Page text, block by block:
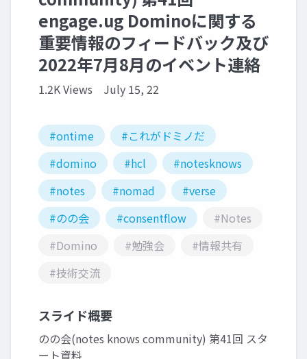
engage.ug Dominoに関する
重要情報のフィードバック及び
2022年7月8月のイベント連絡
1.2K Views July 15, 22
#ontime
#これがドミノだ
#domino
#hcl
#notesknows
#notes
#nomad
#verse
#のの会
#consentflow
#Notes
#Domino
#勉強会
#情報共有
#技術交流
スライド概要
のの会(notes knows community) 第41回 スタ
ート資料